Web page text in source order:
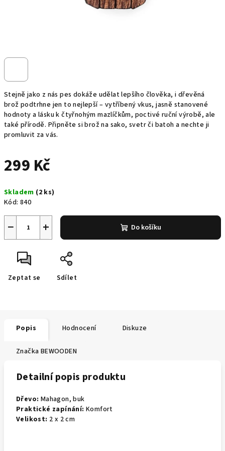
Stejně jako z nás pes dokáže udělat lepšího člověka, i dřevěná
brož podtrhne jen to nejlepší – vytříbený vkus, jasně stanovené
hodnoty a lásku k čtyřnohým mazlíčkům, poctivé ruční výrobě, ale
také přírodě. Připněte si brož na sako, svetr či batoh a nechte ji
promluvit za vás.
299 Kč
cena:
Skladem (2 ks)
Kód: 840
+
− Do košíku
Zeptat se Sdílet
Popis Hodnocení Diskuze
Značka BEWOODEN
Detailní popis produktu
Dřevo: Mahagon, buk
Praktické zapínání: Komfort
Velikost: 2 x 2 cm